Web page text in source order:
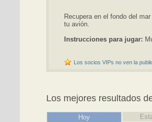
Recupera en el fondo del
tu avión.
Instrucciones para jugar:
Los socios VIPs no ven la
Los mejores resultados
Hoy